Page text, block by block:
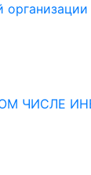
ЧИСЛЕ